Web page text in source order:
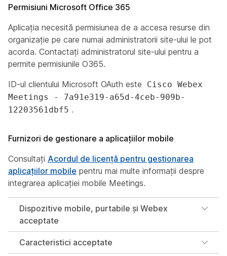
Permisiuni Microsoft Office 365
Aplicația necesită permisiunea de a accesa resurse din
organizație pe care numai administratorii site-ului le pot
acorda. Contactați administratorul site-ului pentru a
permite permisiunile O365.
ID-ul clientului Microsoft OAuth este
Cisco Webex
Meetings - 7a91e319-a65d-4ceb-909b-
12203561dbf5 .
Furnizori de gestionare a aplicațiilor mobile
Consultați Acordul de licență pentru gestionarea
aplicațiilor mobile pentru mai multe informații despre
integrarea aplicației mobile Meetings.
Dispozitive mobile, purtabile și Webex
acceptate
Caracteristici acceptate